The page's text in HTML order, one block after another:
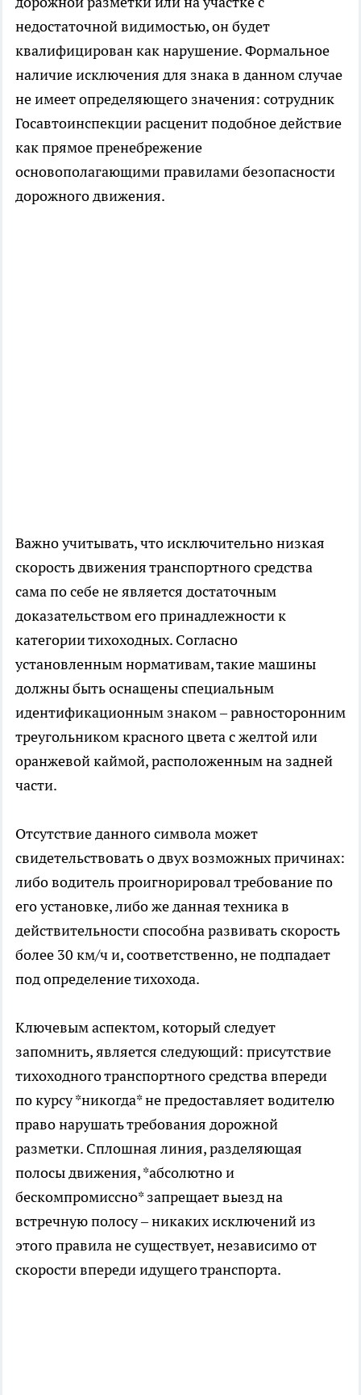
недостаточной видимостью, он будет
квалифицирован как нарушение. Формальное
наличие исключения для знака в данном случае
не имеет определяющего значения: сотрудник
Госавтоинспекции расценит подобное действие
как прямое пренебрежение
основополагающими правилами безопасности
дорожного движения.
Важно учитывать, что исключительно низкая
скорость движения транспортного средства
сама по себе не является достаточным
доказательством его принадлежности к
категории тихоходных. Согласно
установленным нормативам, такие машины
должны быть оснащены специальным
идентификационным знаком – равносторонним
треугольником красного цвета с желтой или
оранжевой каймой, расположенным на задней
части.
Отсутствие данного символа может
свидетельствовать о двух возможных причинах:
либо водитель проигнорировал требование по
его установке, либо же данная техника в
действительности способна развивать скорость
более 30 км/ч и, соответственно, не подпадает
под определение тихохода.
Ключевым аспектом, который следует
запомнить, является следующий: присутствие
тихоходного транспортного средства впереди
по курсу *никогда* не предоставляет водителю
право нарушать требования дорожной
разметки. Сплошная линия, разделяющая
полосы движения, *абсолютно и
бескомпромиссно* запрещает выезд на
встречную полосу – никаких исключений из
этого правила не существует, независимо от
скорости впереди идущего транспорта.